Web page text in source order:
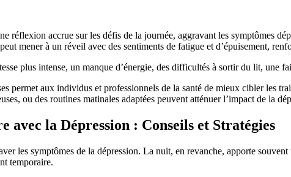
réflexion accrue sur les défis de la journée, aggravant les symptômes
mener à un réveil avec des sentiments de fatigue et d’épuisement,
plus intense, un manque d’énergie, des difficultés à sortir du lit, une
permet aux individus et professionnels de la santé de mieux cibler les
ou des routines matinales adaptées peuvent atténuer l’impact de la
la Dépression : Conseils et Stratégies
les symptômes de la dépression. La nuit, en revanche, apporte
temporaire.